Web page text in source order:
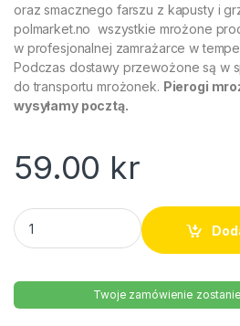
oraz smacznego farszu z kapusty i
polmarket.no wszystkie mrożone
w profesjonalnej zamrażarce w
Podczas dostawy przewożone są w
do transportu mrożonek. Pierogi
wysyłamy pocztą.
59.00 kr
Pierogi z kapustą i grzybami Anita
Twoje zamówienie